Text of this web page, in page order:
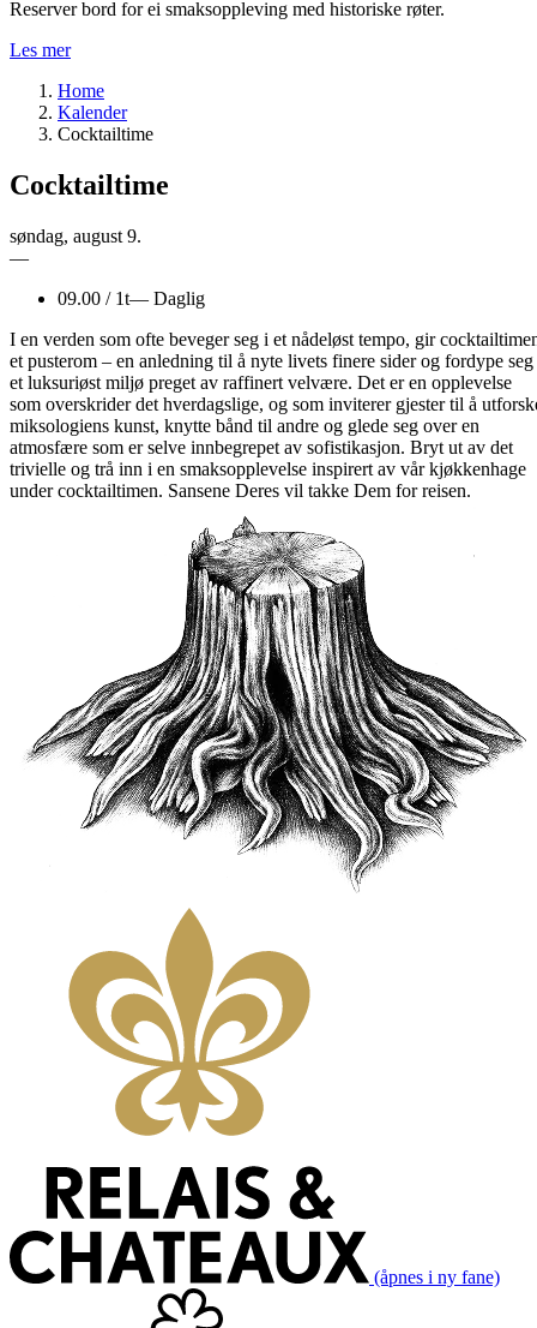
Reserver bord for ei smaksoppleving med historiske røter.
Les mer
Home
Kalender
Cocktailtime
Cocktailtime
søndag, august 9.
—
09.00 / 1t— Daglig
I en verden som ofte beveger seg i et nådeløst tempo, gir
et pusterom – en anledning til å nyte livets finere sider og fordype
et luksuriøst miljø preget av raffinert velvære. Det er en opplevelse
som overskrider det hverdagslige, og som inviterer gjester til å
miksologiens kunst, knytte bånd til andre og glede seg over en
atmosfære som er selve innbegrepet av sofistikasjon. Bryt ut av det
trivielle og trå inn i en smaksopplevelse inspirert av vår kjøkkenhage
under cocktailtimen. Sansene Deres vil takke Dem for reisen.
(åpnes i ny fane)